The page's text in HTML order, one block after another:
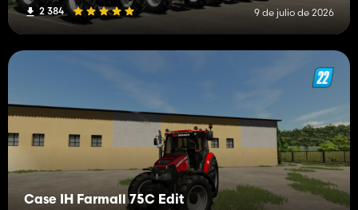
2 384 9 de julio de 2026
Case IH Farmall 75C Edit